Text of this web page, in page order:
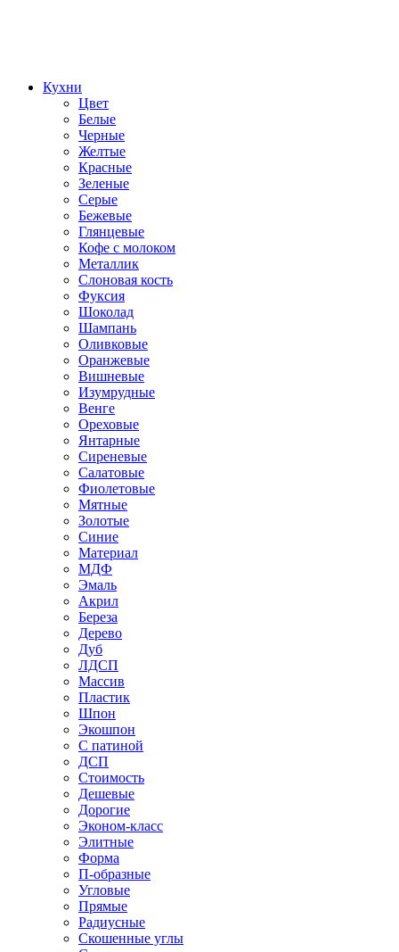
Кухни
Цвет
Белые
Черные
Желтые
Красные
Зеленые
Серые
Бежевые
Глянцевые
Кофе с молоком
Металлик
Слоновая кость
Фуксия
Шоколад
Шампань
Оливковые
Оранжевые
Вишневые
Изумрудные
Венге
Ореховые
Янтарные
Сиреневые
Салатовые
Фиолетовые
Мятные
Золотые
Синие
Материал
МДФ
Эмаль
Акрил
Береза
Дерево
Дуб
ЛДСП
Массив
Пластик
Шпон
Экошпон
С патиной
ДСП
Стоимость
Дешевые
Дорогие
Эконом-класс
Элитные
Форма
П-образные
Угловые
Прямые
Радиусные
Скошенные углы